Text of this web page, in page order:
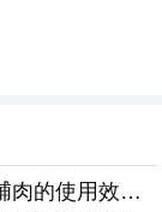
鸡胸肉的选购技巧_鸡胸脯肉的使用效果_鸡胸脯肉的储存方法